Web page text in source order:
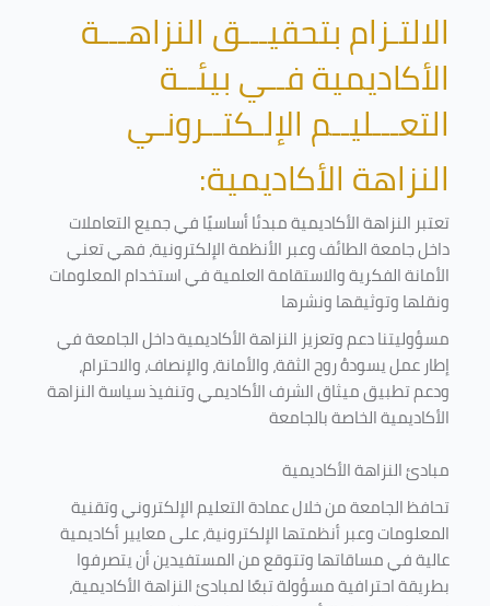
الالتـزام بتحقيـــق النزاهـــة
الأكاديمية فــي بيئــة
التعـــليــم الإلـكتــرونـي
النزاهة الأكاديمية:
تعتبر النزاهة الأكاديمية مبدئا أساسيًا في جميع التعاملات
داخل جامعة الطائف وعبر الأنظمة الإلكترونية، فهي تعني
الأمانة الفكرية والاستقامة العلمية في استخدام المعلومات
ونقلها وتوثيقها ونشرها
مسؤوليتنا دعم وتعزيز النزاهة الأكاديمية داخل الجامعة في
إطار عمل يسودهُ روح الثقة، والأمانة، والإنصاف، والاحترام،
ودعم تطبيق ميثاق الشرف الأكاديمي وتنفيذ سياسة النزاهة
الأكاديمية الخاصة بالجامعة
مبادئ النزاهة الأكاديمية
تحافظ الجامعة من خلال عمادة التعليم الإلكتروني وتقنية
المعلومات وعبر أنظمتها الإلكترونية، على معايير أكاديمية
عالية في مساقاتها وتتوقع من المستفيدين أن يتصرفوا
بطريقة احترافية مسؤولة تبعًا لمبادئ النزاهة الأكاديمية،